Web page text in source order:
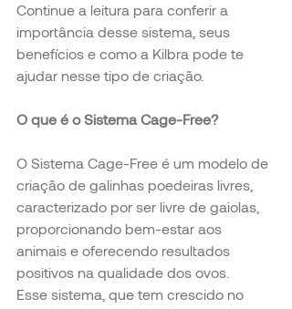
Continue a leitura para conferir a
importância desse sistema, seus
benefícios e como a Kilbra pode te
ajudar nesse tipo de criação.
O que é o Sistema Cage-Free?
O Sistema Cage-Free é um modelo de
criação de galinhas poedeiras livres,
caracterizado por ser livre de gaiolas,
proporcionando bem-estar aos
animais e oferecendo resultados
positivos na qualidade dos ovos.
Esse sistema, que tem crescido no